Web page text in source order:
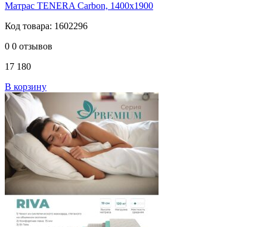
Матрас TENERA Carbоn, 1400х1900
Код товара: 1602296
0 0 отзывов
17 180
В корзину